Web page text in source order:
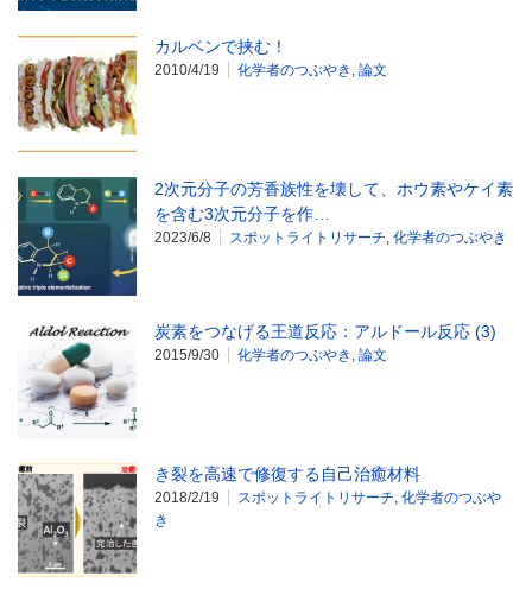
カルベンで挟む！
2010/4/19 化学者のつぶやき , 論文
2次元分子の芳香族性を壊して、ホウ素やケイ素
を含む3次元分子を作…
2023/6/8 スポットライトリサーチ, 化学者のつぶやき
炭素をつなげる王道反応：アルドール反応 (3)
2015/9/30 化学者のつぶやき , 論文
き裂を高速で修復する自己治癒材料
2018/2/19 スポットライトリサーチ, 化学者のつぶや
き